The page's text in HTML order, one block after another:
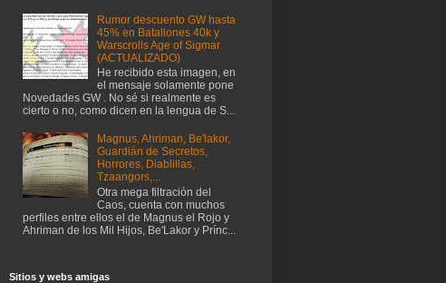
Rumor descuento GW hasta
45% en Batallones 40k y
Warscrolls Age of Sigmar
(ACTUALIZADO)
He recibido esta imagen, en
el mensaje solamente pone
Novedades GW . No sé si realmente es
cierto o no, como dicen en la lengua de S...
Magnus, Ahriman, Be'lakor,
Guardián de Secretos,
Horrores, Diablillas,
Tzaangors,...
Otra mega filtración del
Caos, cuenta con muchos
perfiles entre ellos el de Magnus el Rojo y
Ahriman de los Mil Hijos, Be'Lakor y Prínc...
Sitios y webs amigas